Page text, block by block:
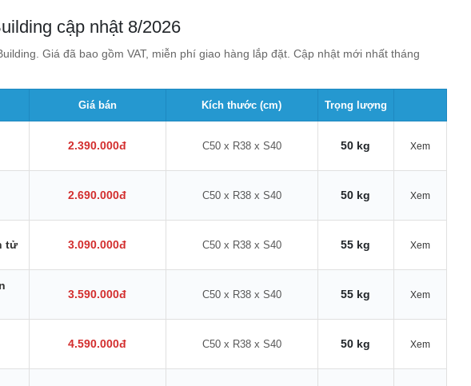
cập nhật 8/2026
Giá đã bao gồm VAT, miễn phí giao hàng lắp đặt. Cập nhật mới nhất tháng
Giá bán Kích thước (cm) Trọng lượng
2.390.000đ C50 x R38 x S40 50 kg Xem
2.690.000đ C50 x R38 x S40 50 kg Xem
tử 3.090.000đ C50 x R38 x S40 55 kg Xem
3.590.000đ C50 x R38 x S40 55 kg Xem
4.590.000đ C50 x R38 x S40 50 kg Xem